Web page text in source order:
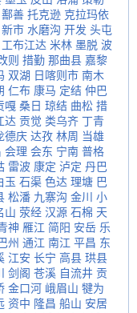
鄯善 托克逊 克拉玛依
新市 水磨沟 开发 头屯
工布江达 米林 墨脱 波
则 措勤 那曲县 嘉黎
双湖 日喀则市 南木
仁布 康马 定结 仲巴
嘎 桑日 琼结 曲松 措
达 贡觉 类乌齐 丁青
德庆 达孜 林周 当雄
会理 会东 宁南 普格
雷波 康定 泸定 丹巴
玉 石渠 色达 理塘 巴
松潘 九寨沟 金川
小
山 荥经 汉源 石棉 天
神 雁江 简阳 安岳 乐
州 通江 南江 平昌 东
江安 长宁 高县 珙县
剑阁 苍溪 自流井 贡
金口河 峨眉山 犍为
资中 隆昌 船山 安居